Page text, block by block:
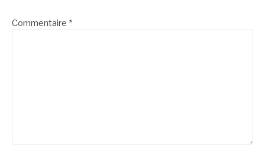
Commentaire *